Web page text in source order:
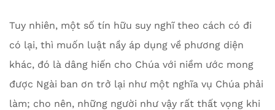
Tuy nhiên, một số tín hữu suy nghĩ theo cách có đi
có lại, thì muốn luật nầy áp dụng về phương diện
khác, đó là dâng hiến cho Chúa với niềm ước mong
được Ngài ban ơn trở lại như một nghĩa vụ Chúa phải
làm; cho nên, những người như vậy rất thất vọng khi